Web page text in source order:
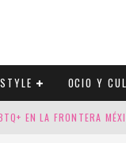
OCIO Y
EN LA FRONTERA